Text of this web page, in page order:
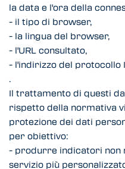
la data e l'ora della
- il tipo di browser,
- la lingua del browser,
- l'URL consultato,
- l'indirizzo del protocollo
.
Il trattamento di questi
rispetto della normativa
protezione dei dati
per obiettivo:
- produrre indicatori non
servizio più